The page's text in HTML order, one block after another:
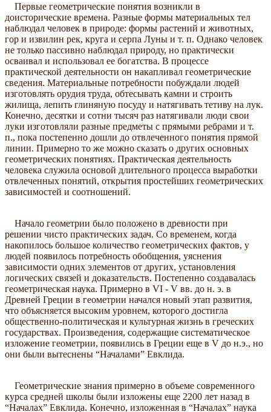
Первые геометрические понятия возникли в
доисторические времена. Разные формы материальных тел
наблюдал человек в природе: формы растений и животных,
гор и извилин рек, круга и серпа Луны и т. п. Однако человек
не только пассивно наблюдал природу, но практически
осваивал и использовал ее богатства. В процессе
практической деятельности он накапливал геометрические
сведения. Материальные потребности побуждали людей
изготовлять орудия труда, обтесывать камни и строить
жилища, лепить глиняную посуду и натягивать тетиву на лук.
Конечно, десятки и сотни тысяч раз натягивали люди свои
луки изготовляли разные предметы с прямыми ребрами и т.
п., пока постепенно дошли до отвлеченного понятия прямой
линии. Примерно то же можно сказать о других основных
геометрических понятиях. Практическая деятельность
человека служила основой длительного процесса выработки
отвлеченных понятий, открытия простейших геометрических
зависимостей и соотношений.
Начало геометрии было положено в древности при
решении чисто практических задач. Со временем, когда
накопилось большое количество геометрических фактов, у
людей появилось потребность обобщения, уяснения
зависимости одних элементов от других, установления
логических связей и доказательств. Постепенно создавалась
геометрическая наука. Примерно в VI - V вв. до н. э. в
Древней Греции в геометрии начался новый этап развития,
что объясняется высоким уровнем, которого достигла
общественно-политическая и культурная жизнь в греческих
государствах. Произведения, содержащие систематическое
изложение геометрии, появились в Греции еще в V до н.э., но
они были вытеснены “Началами” Евклида.
Геометрические знания примерно в объеме современного
курса средней школы были изложены еще 2200 лет назад в
“Началах” Евклида. Конечно, изложенная в “Началах” наука